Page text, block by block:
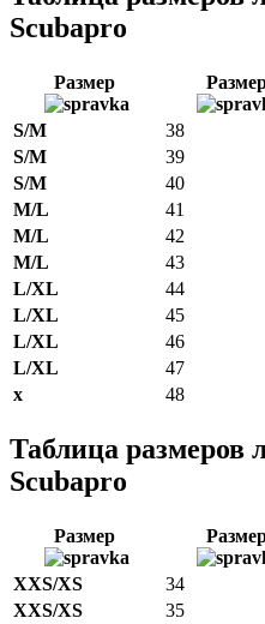
Scubapro
Размер
S/M 38
S/M
39
S/M
40
M/L
41
M/L
42
M/L
43
L/XL
44
L/XL
45
L/XL
46
L/XL
47
x
48
Таблица размеров
Scubapro
Размер
XXS/XS 34
XXS/XS
35